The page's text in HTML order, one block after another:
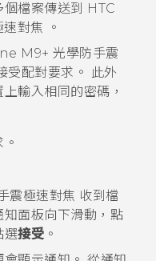
檔案傳送到
HTC
對焦
。
M9+ 光學防手震
受配對要求。
此外
輸入相同的密碼，
震極速對焦 收到檔
面板向下滑動，點
選接受 。